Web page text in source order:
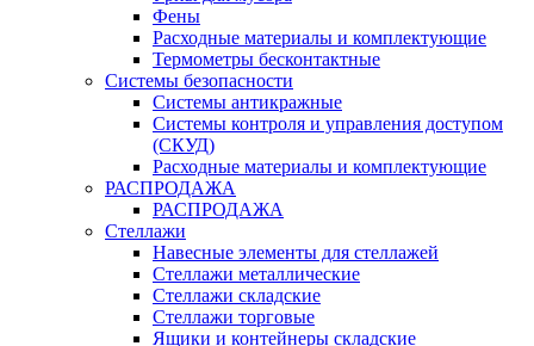
Фены
Расходные материалы и комплектующие
Термометры бесконтактные
Системы безопасности
Системы антикражные
Системы контроля и управления доступом
(СКУД)
Расходные материалы и комплектующие
РАСПРОДАЖА
РАСПРОДАЖА
Стеллажи
Навесные элементы для стеллажей
Стеллажи металлические
Стеллажи складские
Стеллажи торговые
Ящики и контейнеры складские